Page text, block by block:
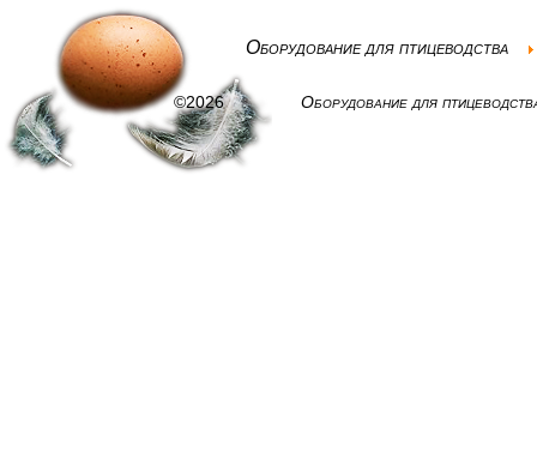
Оборудование для птицеводства
©2026 Оборудование для